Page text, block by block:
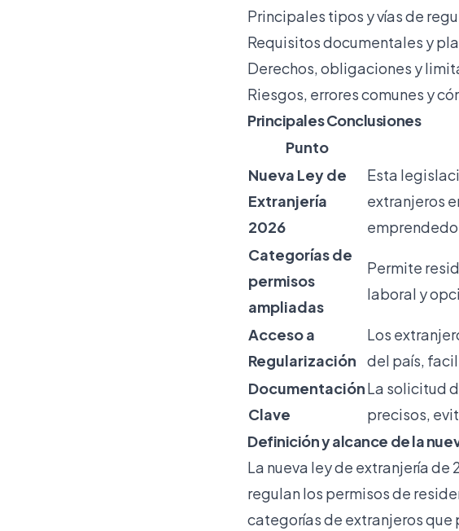
Principales tipos y vías de
Requisitos documentales y
Derechos, obligaciones y
Riesgos, errores comunes y
Principales Conclusiones
Punto
Nueva Ley de
Extranjería
2026
Esta
extranjeros
Categorías de
permisos
ampliadas
Permite
laboral y
Acceso a
Regularización
Los
del país,
Documentación
Clave
La solicitud
precisos,
Definición y alcance de la
La nueva ley de extranjería
regulan los permisos de
categorías de extranjeros que